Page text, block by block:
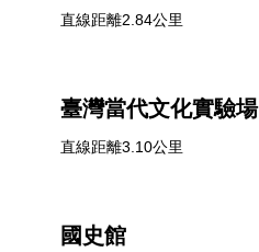
直線距離2.84公里
臺灣當代文化實驗場
直線距離3.10公里
國史館